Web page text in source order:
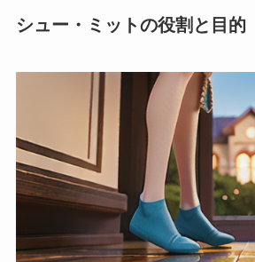
シュー・ミットの役割と目的